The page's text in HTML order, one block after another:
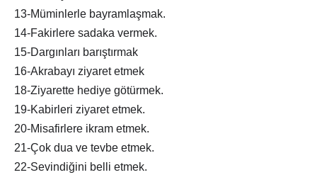
13-Müminlerle bayramlaşmak.
14-Fakirlere sadaka vermek.
15-Dargınları barıştırmak
16-Akrabayı ziyaret etmek
18-Ziyarette hediye götürmek.
19-Kabirleri ziyaret etmek.
20-Misafirlere ikram etmek.
21-Çok dua ve tevbe etmek.
22-Sevindiğini belli etmek.